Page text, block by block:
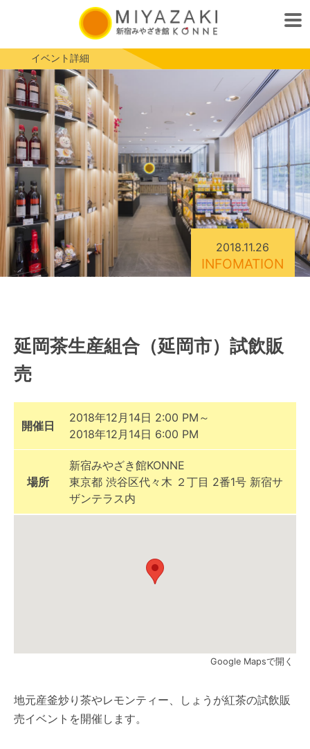
イベント詳細
2018.11.26
INFOMATION
延岡茶生産組合（延岡市）試飲販
売
開催日
2018年12月14日 2:00 PM～
2018年12月14日 6:00 PM
場所
新宿みやざき館KONNE
東京都 渋谷区代々木 ２丁目 2番1号 新宿サ
ザンテラス内
Google Mapsで開く
地元産釜炒り茶やレモンティー、しょうが紅茶の試飲販
売イベントを開催します。